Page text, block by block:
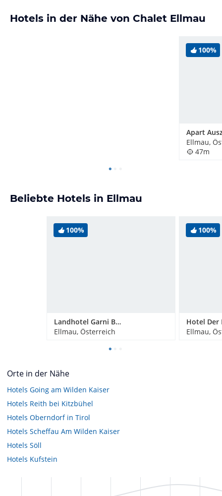
Hotels in der Nähe von Chalet Ellmau
100%
Apart
Ellmau,
47m
Beliebte Hotels in Ellmau
100%
Landhotel Garni Bavaria
Ellmau, Österreich
100%
Hotel Der
Ellmau,
Orte in der Nähe
Hotels Going am Wilden Kaiser
Hotels Reith bei Kitzbühel
Hotels Oberndorf in Tirol
Hotels Scheffau Am Wilden Kaiser
Hotels Söll
Hotels Kufstein